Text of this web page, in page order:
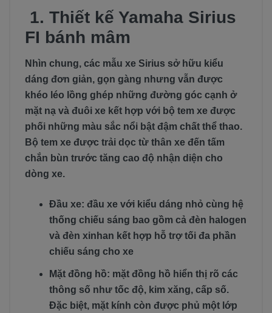
1. Thiết kế Yamaha Sirius
FI bánh mâm
Nhìn chung, các mẫu xe Sirius sở hữu kiểu
dáng đơn giản, gọn gàng nhưng vẫn được
khéo léo lồng ghép những đường góc cạnh ở
mặt nạ và đuôi xe kết hợp với bộ tem xe được
phối những màu sắc nổi bật đậm chất thể thao.
Bộ tem xe được trải dọc từ thân xe đến tấm
chắn bùn trước tăng cao độ nhận diện cho
dòng xe.
Đầu xe: đầu xe với kiểu dáng nhỏ cùng hệ
thống chiếu sáng bao gồm cả đèn halogen
và đèn xinhan kết hợp hỗ trợ tối đa phần
chiếu sáng cho xe
Mặt đồng hồ: mặt đồng hồ hiển thị rõ các
thông số như tốc độ, kim xăng, cấp số.
Đặc biệt, mặt kính còn được phủ một lớp